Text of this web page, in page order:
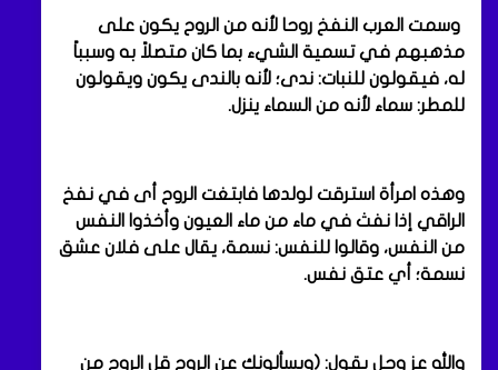
وسمت العرب النفخ روحا لأنه من الروح يكون على
مذهبهم في تسمية الشيء بما كان متصلاً به وسبباً
له، فيقولون للنبات: ندى؛ لأنه بالندى يكون ويقولون
للمطر: سماء لأنه من السماء ينزل.
وهذه امرأة استرقت لولدها فابتغت الروح أى في نفخ
الراقي إذا نفث في ماء من ماء العيون وأخذوا النفس
من النفس، وقالوا للنفس: نسمة، يقال على فلان عشق
نسمة؛ أي عتق نفس.
والله عز وجل يقول: (ويسألونك عن الروح قل الروح من